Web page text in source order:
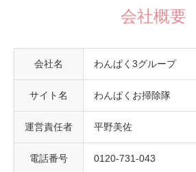
会社概要
会社名 わんぱく3グループ
サイト名 わんぱくお掃除隊
運営責任者 平野美佐
電話番号 0120-731-043